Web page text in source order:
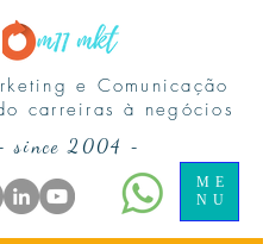
e Comunicação
carreiras à negócios
ME
NU
since 2004 -